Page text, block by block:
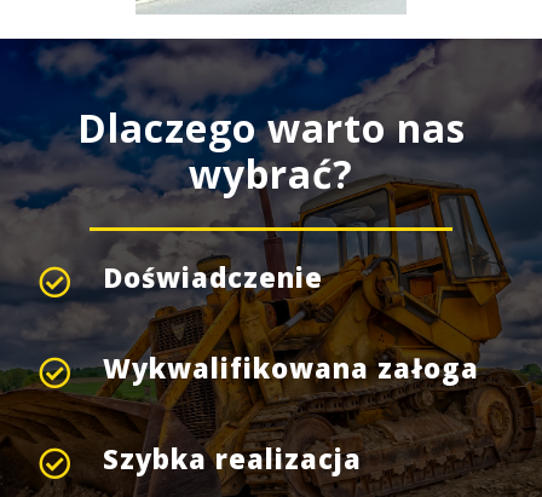
Dlaczego warto nas
wybrać?